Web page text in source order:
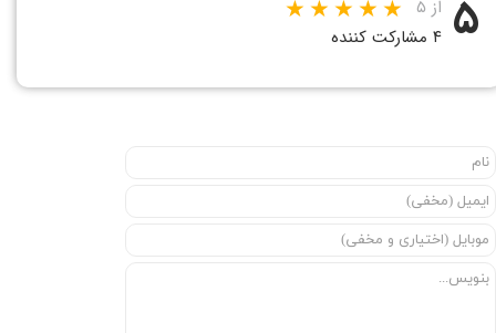
۵ از ۵
۴ مشارکت کننده